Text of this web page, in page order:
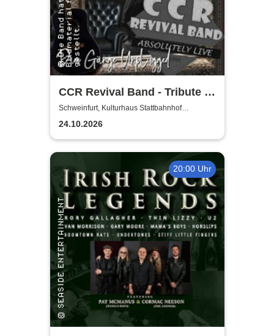
CCR Revival Band - Tribute to
Creedence Clearwater Revival
Schweinfurt, Kulturhaus Stattbahnhof
Schweinfurt
24.10.2026
20:00 Uhr